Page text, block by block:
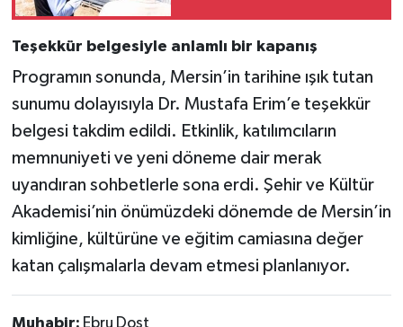
Teşekkür belgesiyle anlamlı bir kapanış
Programın sonunda, Mersin’in tarihine ışık tutan
sunumu dolayısıyla Dr. Mustafa Erim’e teşekkür
belgesi takdim edildi. Etkinlik, katılımcıların
memnuniyeti ve yeni döneme dair merak
uyandıran sohbetlerle sona erdi. Şehir ve Kültür
Akademisi’nin önümüzdeki dönemde de Mersin’in
kimliğine, kültürüne ve eğitim camiasına değer
katan çalışmalarla devam etmesi planlanıyor.
Muhabir: Ebru Dost